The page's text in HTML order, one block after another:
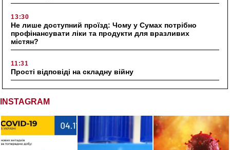
13:30
Не лише доступний проїзд: Чому у Сумах потрібно
профінансувати ліки та продукти для вразливих
містян?
11:31
Прості відповіді на складну війну
INSTAGRAM